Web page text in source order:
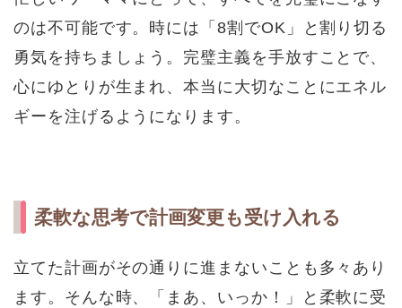
のは不可能です。時には「8割でOK」と割り切る
勇気を持ちましょう。完璧主義を手放すことで、
心にゆとりが生まれ、本当に大切なことにエネル
ギーを注げるようになります。
柔軟な思考で計画変更も受け入れる
立てた計画がその通りに進まないことも多々あり
ます。そんな時、「まあ、いっか！」と柔軟に受